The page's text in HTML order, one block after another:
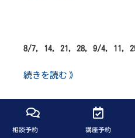
8/7, 14, 21, 28, 9/4, 11,
続きを読む 》
相談予約 講座予約